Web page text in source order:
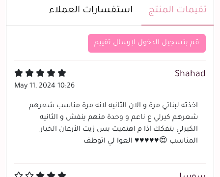
تقيمات المنتج استفسارات العملاء
قم بتسجيل الدخول لإرسال تقييم
Shahad
May 11, 2024 10:26
اخذته لبناتي مرة و الان الثانيه لانه مرة مناسب شعرهم
شعرهم كيرلي ع ناعم و وحدة منهم ينفش و الثانيه
الكيرلي يتفكك اذا م اهتميت بس زيت الأرغان الخيار
المناسب 😍♥️♥️♥️♥️♥️ العوا لي اتوظف